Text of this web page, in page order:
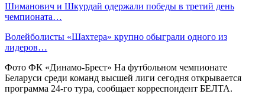
Шиманович и Шкурдай одержали победы в третий день
чемпионата…
Волейболисты «Шахтера» крупно обыграли одного из
лидеров…
Фото ФК «Динамо-Брест» На футбольном чемпионате
Беларуси среди команд высшей лиги сегодня открывается
программа 24-го тура, сообщает корреспондент БЕЛТА.